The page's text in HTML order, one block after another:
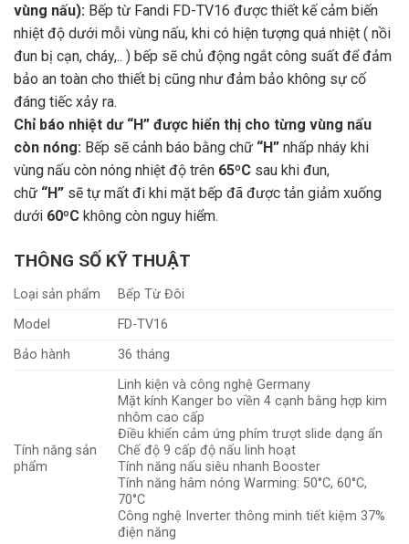
vùng nấu): Bếp từ Fandi FD-TV16 được thiết kế cảm biến
nhiệt độ dưới mỗi vùng nấu, khi có hiện tượng quá nhiệt ( nồi
đun bị cạn, cháy,.. ) bếp sẽ chủ động ngắt công suất để đảm
bảo an toàn cho thiết bị cũng như đảm bảo không sự cố
đáng tiếc xảy ra.
Chỉ báo nhiệt dư “H” được hiển thị cho từng vùng nấu
còn nóng: Bếp sẽ cảnh báo bằng chữ “H” nhấp nháy khi
vùng nấu còn nóng nhiệt độ trên 65ºC sau khi đun,
chữ “H” sẽ tự mất đi khi mặt bếp đã được tản giảm xuống
dưới 60ºC không còn nguy hiểm.
THÔNG SỐ KỸ THUẬT
Loại sản phẩm
Bếp Từ Đôi
Model
FD-TV16
Bảo hành
36 tháng
Tính năng sản
phẩm
Linh kiện và công nghệ Germany
Mặt kính Kanger bo viền 4 cạnh bằng hợp kim
nhôm cao cấp
Điều khiển cảm ứng phím trượt slide dạng ẩn
Chế độ 9 cấp độ nấu linh hoạt
Tính năng nấu siêu nhanh Booster
Tính năng hâm nóng Warming: 50°C, 60°C,
70°C
Công nghệ Inverter thông minh tiết kiệm 37%
điện năng